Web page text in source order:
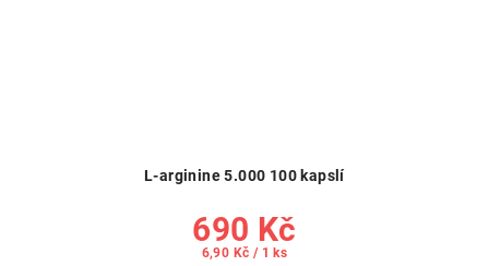
L-arginine 5.000 100 kapslí
690 Kč
Měrná
6,90 Kč / 1 ks